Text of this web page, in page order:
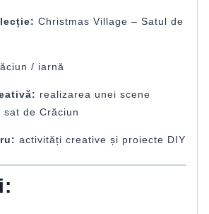
Christmas Village – Satul de
/ iarnă
realizarea unei scene
de Crăciun
activități creative și proiecte DIY